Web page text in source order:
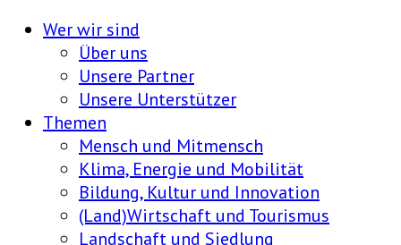
Wer wir sind
Über uns
Unsere Partner
Unsere Unterstützer
Themen
Mensch und Mitmensch
Klima, Energie und Mobilität
Bildung, Kultur und Innovation
(Land)Wirtschaft und Tourismus
Landschaft und Siedlung